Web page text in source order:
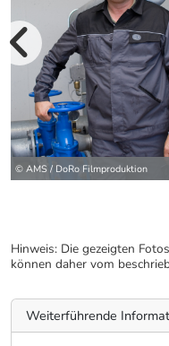
© AMS / DoRo Filmproduktion
Hinweis: Die gezeigten
können daher vom
Weiterführende